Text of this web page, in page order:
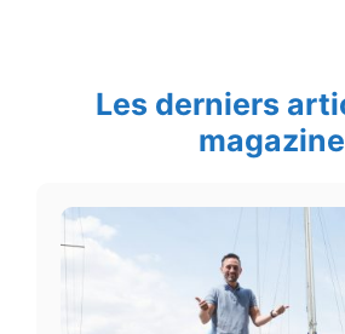
Les derniers
magazine